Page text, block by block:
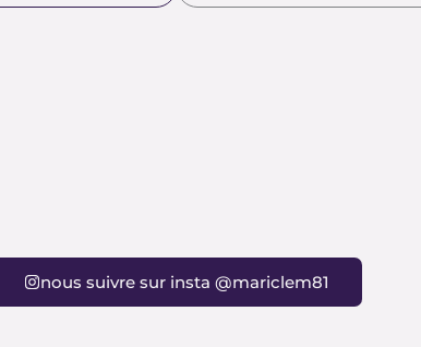
nous suivre sur insta @mariclem81